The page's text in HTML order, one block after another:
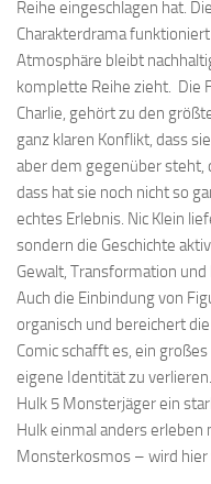
Reihe eingeschlagen hat.
Charakterdrama
Atmosphäre bleibt
komplette Reihe zieht. Die
Charlie, gehört zu den
ganz klaren Konflikt, dass
aber dem gegenüber steht,
dass hat sie noch nicht so
echtes Erlebnis. Nic Klein
sondern die Geschichte
Gewalt, Transformation
Auch die Einbindung von
organisch und bereichert
Comic schafft es, ein
eigene Identität zu
Hulk 5 Monsterjäger ein
Hulk einmal anders
Monsterkosmos – wird